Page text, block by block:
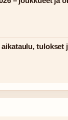
tulokset